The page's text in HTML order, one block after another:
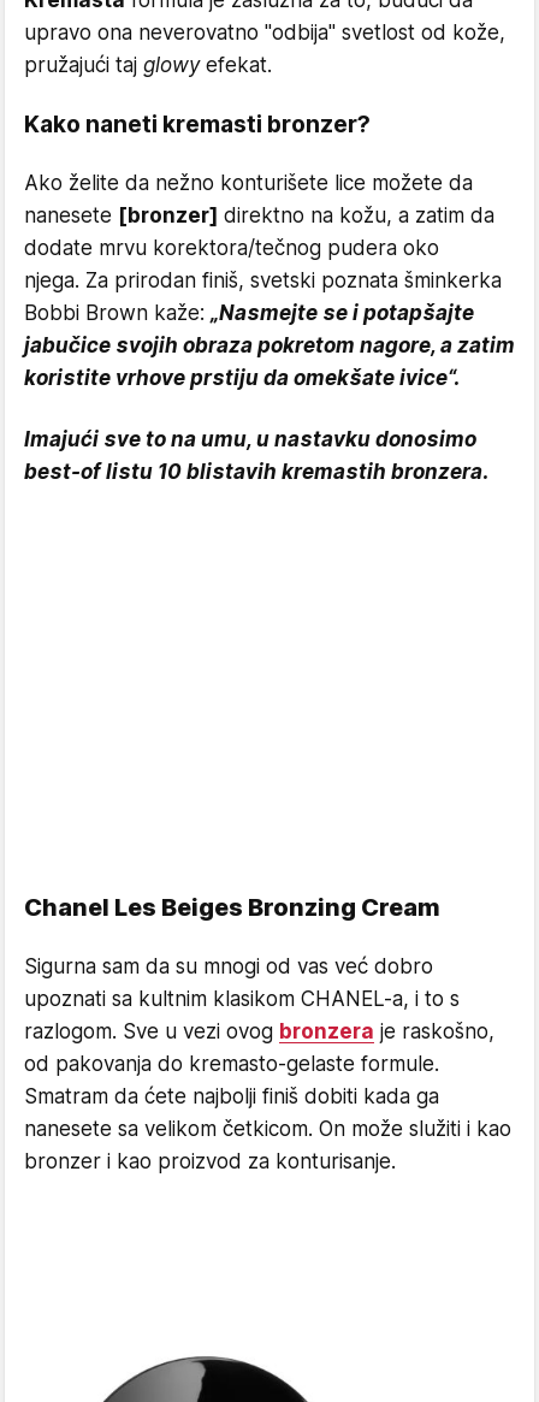
upravo ona neverovatno "odbija" svetlost od kože,
pružajući taj glowyefekat.
Kako naneti kremasti bronzer?
Ako želite da nežno konturišete lice možete da
nanesete [bronzer] direktno na kožu, a zatim da
dodate mrvu korektora/tečnog pudera oko
njega. Za prirodan finiš, svetski poznata šminkerka
Bobbi Brown kaže: „Nasmejte se i potapšajte
jabučice svojih obraza pokretom nagore, a zatim
koristite vrhove prstiju da omekšate ivice“.
Imajući sve to na umu, u nastavku donosimo
best-of listu 10 blistavih kremastih bronzera.
Chanel Les Beiges Bronzing Cream
Sigurna sam da su mnogi od vas već dobro
upoznati sa kultnim klasikom CHANEL-a, i to s
razlogom. Sve u vezi ovog bronzera je raskošno,
od pakovanja do kremasto-gelaste formule.
Smatram da ćete najbolji finiš dobiti kada ga
nanesete sa velikom četkicom. On može služiti i kao
bronzer i kao proizvod za konturisanje.